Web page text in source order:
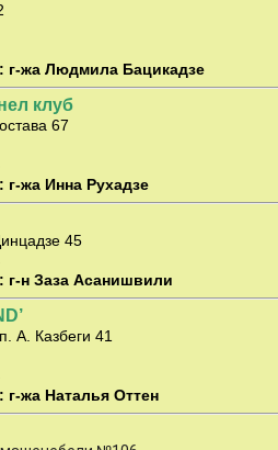
г-жа Людмила Бацикадзе
клуб
67
г-жа Инна Рухадзе
45
г-н Заза Асанишвили
А. Казбеги 41
г-жа Наталья Оттен